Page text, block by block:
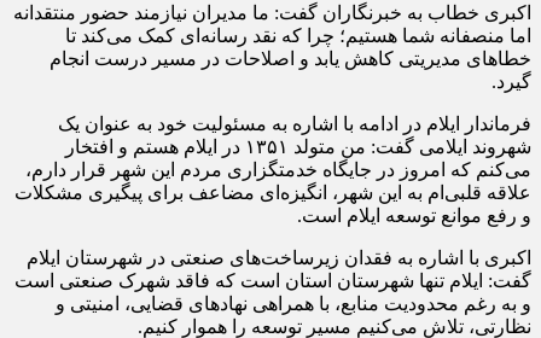
اکبری خطاب به خبرنگاران گفت: ما مدیران نیازمند حضور منتقدانه
اما منصفانه شما هستیم؛ چرا که نقد رسانه‌ای کمک می‌کند تا
خطاهای مدیریتی کاهش یابد و اصلاحات در مسیر درست انجام
گیرد.
فرماندار ایلام در ادامه با اشاره به مسئولیت خود به عنوان یک
شهروند ایلامی گفت: من متولد ۱۳۵۱ در ایلام هستم و افتخار
می‌کنم که امروز در جایگاه خدمتگزاری مردم این شهر قرار دارم،
علاقه قلبی‌ام به این شهر، انگیزه‌ای مضاعف برای پیگیری مشکلات
و رفع موانع توسعه ایلام است.
اکبری با اشاره به فقدان زیرساخت‌های صنعتی در شهرستان ایلام
گفت: ایلام تنها شهرستان استان است که فاقد شهرک صنعتی است
و به رغم محدودیت منابع، با همراهی نهادهای قضایی، امنیتی و
نظارتی، تلاش می‌کنیم مسیر توسعه را هموار کنیم.